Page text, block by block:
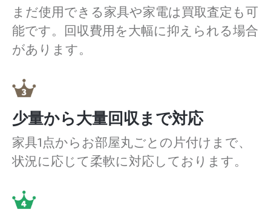
まだ使用できる家具や家電は買取査定も可
能です。回収費用を大幅に抑えられる場合
があります。
少量から大量回収まで対応
家具1点からお部屋丸ごとの片付けまで、
状況に応じて柔軟に対応しております。